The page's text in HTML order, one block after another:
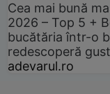
Cea mai bună
2026 – Top 5 +
bucătăria într-o
redescoperă
adevarul.ro